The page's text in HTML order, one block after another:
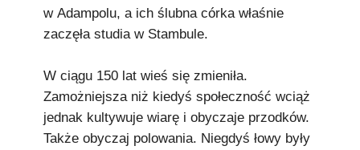
w Adampolu, a ich ślubna córka właśnie
zaczęła studia w Stambule.
W ciągu 150 lat wieś się zmieniła.
Zamożniejsza niż kiedyś społeczność wciąż
jednak kultywuje wiarę i obyczaje przodków.
Także obyczaj polowania. Niegdyś łowy były